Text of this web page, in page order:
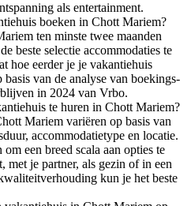
als entertainment.
boeken in Chott Mariem?
ten minste twee maanden
beste selectie accommodaties te
hoe eerder je je vakantiehuis
van de analyse van boekings-
in 2024 van Vrbo.
te huren in Chott Mariem?
Mariem variëren op basis van
accommodatietype en locatie.
een breed scala aan opties te
met je partner, als gezin of in een
kun je het beste